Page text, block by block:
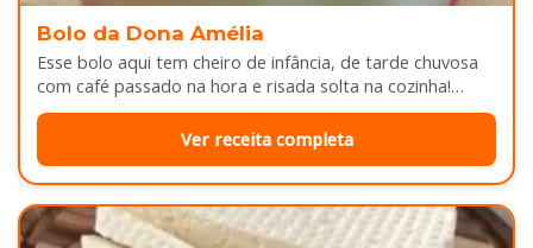
Bolo da Dona Amélia
Esse bolo aqui tem cheiro de infância, de tarde chuvosa
com café passado na hora e risada solta na cozinha!…
Ver receita completa